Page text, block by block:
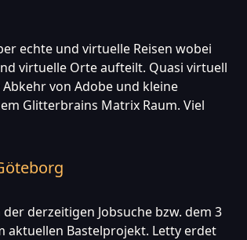
echte und virtuelle Reisen wobei
virtuelle Orte aufteilt. Quasi virtuell
von Adobe und kleine
Glitterbrains Matrix Raum. Viel
derzeitigen Jobsuche bzw. dem 3
aktuellen Bastelprojekt. Letty erdet